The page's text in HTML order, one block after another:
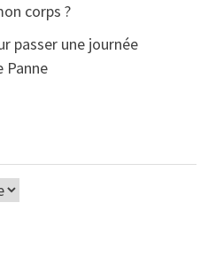
corps ?
passer une journée
Panne